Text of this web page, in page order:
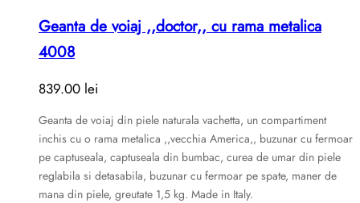
Geanta de voiaj ,,doctor,, cu rama metalica
4008
839.00 lei
Geanta de voiaj din piele naturala vachetta, un compartiment
inchis cu o rama metalica ,,vecchia America,, buzunar cu fermoar
pe captuseala, captuseala din bumbac, curea de umar din piele
reglabila si detasabila, buzunar cu fermoar pe spate, maner de
mana din piele, greutate 1,5 kg. Made in Italy.